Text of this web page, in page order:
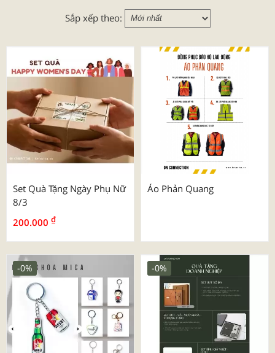
Sắp xếp theo:
Set Quà Tặng Ngày Phụ Nữ
8/3
200.000 ₫
Áo Phản Quang
-0% -0%